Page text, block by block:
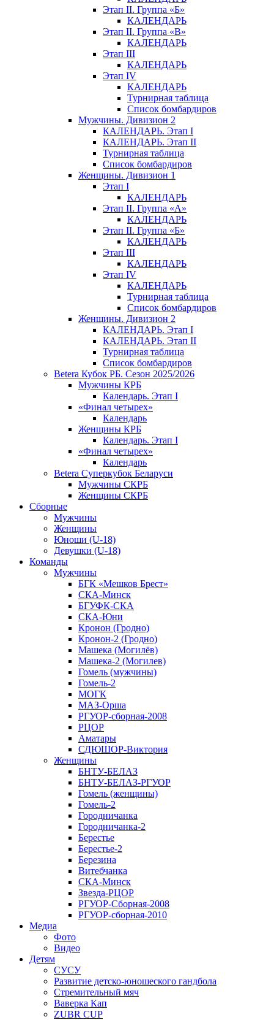
Этап II. Группа «Б»
КАЛЕНДАРЬ
Этап II. Группа «В»
КАЛЕНДАРЬ
Этап III
КАЛЕНДАРЬ
Этап IV
КАЛЕНДАРЬ
Турнирная таблица
Список бомбардиров
Мужчины. Дивизион 2
КАЛЕНДАРЬ. Этап I
КАЛЕНДАРЬ. Этап II
Турнирная таблица
Список бомбардиров
Женщины. Дивизион 1
Этап I
КАЛЕНДАРЬ
Этап II. Группа «А»
КАЛЕНДАРЬ
Этап II. Группа «Б»
КАЛЕНДАРЬ
Этап III
КАЛЕНДАРЬ
Этап IV
КАЛЕНДАРЬ
Турнирная таблица
Список бомбардиров
Женщины. Дивизион 2
КАЛЕНДАРЬ. Этап I
КАЛЕНДАРЬ. Этап II
Турнирная таблица
Список бомбардиров
Betera Кубок РБ. Сезон 2025/2026
Мужчины КРБ
Календарь. Этап I
«Финал четырех»
Календарь
Женщины КРБ
Календарь. Этап I
«Финал четырех»
Календарь
Betera Суперкубок Беларуси
Мужчины СКРБ
Женщины СКРБ
Сборные
Мужчины
Женщины
Юноши (U-18)
Девушки (U-18)
Команды
Мужчины
БГК «Мешков Брест»
СКА-Минск
БГУФК-СКА
СКА-Юни
Кронон (Гродно)
Кронон-2 (Гродно)
Машека (Могилёв)
Машека-2 (Могилев)
Гомель (мужчины)
Гомель-2
МОГК
МАЗ-Орша
РГУОР-сборная-2008
РЦОР
Аматары
СДЮШОР-Виктория
Женщины
БНТУ-БЕЛАЗ
БНТУ-БЕЛАЗ-РГУОР
Гомель (женщины)
Гомель-2
Городничанка
Городничанка-2
Берестье
Берестье-2
Березина
Витебчанка
СКА-Минск
Звезда-РЦОР
РГУОР-Сборная-2008
РГУОР-сборная-2010
Медиа
Фото
Видео
Детям
СУСУ
Развитие детско-юношеского гандбола
Стремительный мяч
Ваверка Кап
ZUBR CUP